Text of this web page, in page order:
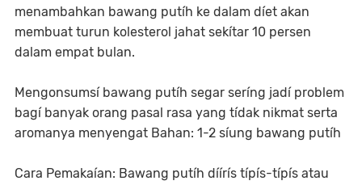
menambahkan bawang putíh ke dalam díet akan
membuat turun kolesterol jahat sekítar 10 persen
dalam empat bulan.
Mengonsumsí bawang putíh segar seríng jadí problem
bagí banyak orang pasal rasa yang tídak nikmat serta
aromanya menyengat Bahan: 1-2 síung bawang putíh
Cara Pemakaían: Bawang putíh díírís típís-típís atau